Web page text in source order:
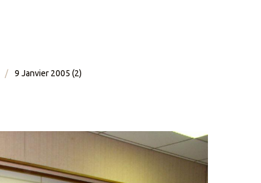
9 Janvier 2005 (2)